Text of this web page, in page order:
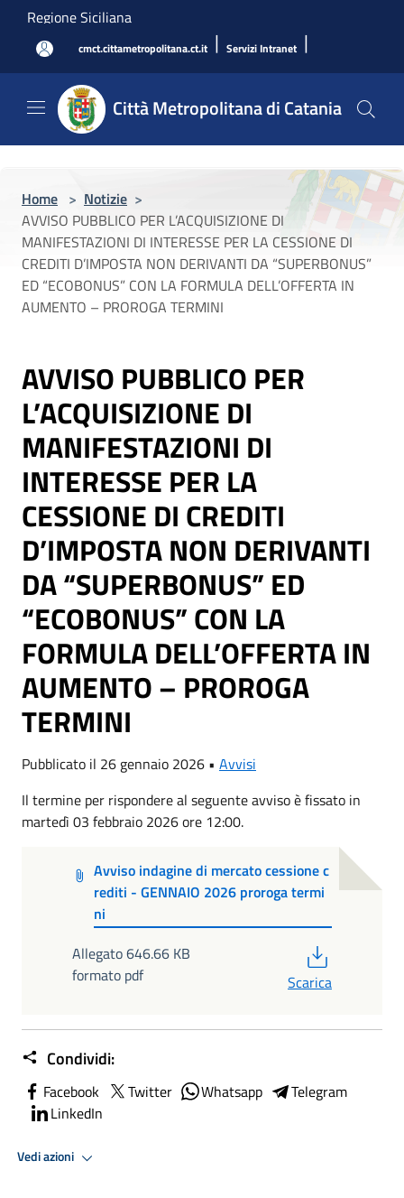
Salta al contenuto principale
Regione Siciliana
cmct.cittametropolitana.ct.it | Servizi Intranet |
Città Metropolitana di Catania
Home > Notizie >
AVVISO PUBBLICO PER L’ACQUISIZIONE DI
MANIFESTAZIONI DI INTERESSE PER LA CESSIONE DI
CREDITI D’IMPOSTA NON DERIVANTI DA “SUPERBONUS”
ED “ECOBONUS” CON LA FORMULA DELL’OFFERTA IN
AUMENTO – PROROGA TERMINI
AVVISO PUBBLICO PER
L’ACQUISIZIONE DI
MANIFESTAZIONI DI
INTERESSE PER LA
CESSIONE DI CREDITI
D’IMPOSTA NON DERIVANTI
DA “SUPERBONUS” ED
“ECOBONUS” CON LA
FORMULA DELL’OFFERTA IN
AUMENTO – PROROGA
TERMINI
Pubblicato il 26 gennaio 2026 • Avvisi
Il termine per rispondere al seguente avviso è fissato in
martedì 03 febbraio 2026 ore 12:00.
Avviso indagine di mercato cessione c
rediti - GENNAIO 2026 proroga termi
ni
Allegato 646.66 KB
formato pdf
Scarica
Condividi:
Facebook Twitter Whatsapp
Telegram
LinkedIn
Vedi azioni